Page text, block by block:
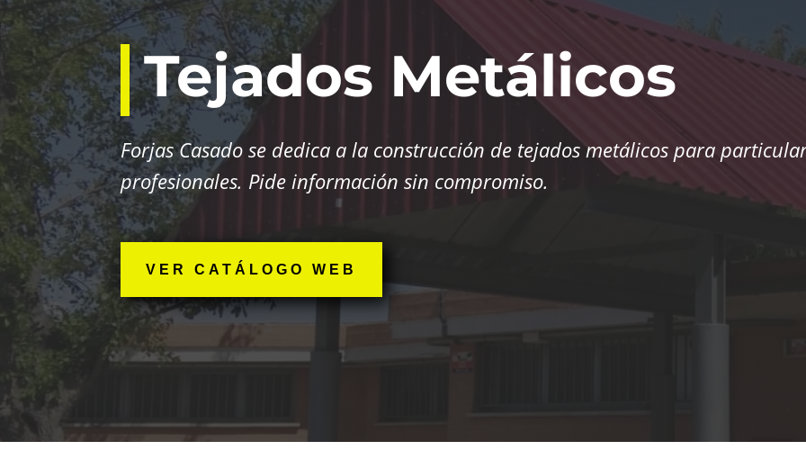
Tejados Metálicos
Forjas Casado se dedica a la construcción de tejados metálicos para
profesionales. Pide información sin compromiso.
VER CATÁLOGO WEB